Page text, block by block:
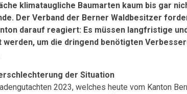
klimataugliche Baumarten kaum bis gar
Der Verband der Berner Waldbesitzer
darauf reagiert: Es müssen langfristige
um die dringend benötigten
der Situation
2023, welches heute vom Kanton